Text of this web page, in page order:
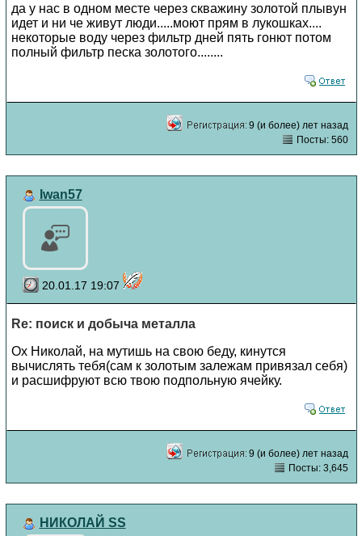
да у нас в одном месте через скважину золотой плывун
идет и ни че живут люди.....моют прям в лукошках....
некоторые воду через фильтр дней пять гонют потом
полный фильтр песка золотого........
9 (и более) лет назад
Посты: 560
Iwan57
20.01.17 19:07
Re: поиск и добыча металла
Ох Николай, на мутишь на свою беду, кинутся
вычислять тебя(сам к золотым залежам привязал себя)
и расшифруют всю твою подпольную ячейку.
9 (и более) лет назад
Посты: 3,645
НИКОЛАЙ SS